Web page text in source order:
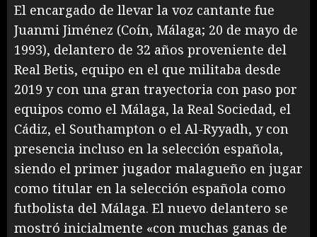
El encargado de llevar la voz cantante fue
Juanmi Jiménez (Coín, Málaga; 20 de mayo de
1993), delantero de 32 años proveniente del
Real Betis, equipo en el que militaba desde
2019 y con una gran trayectoria con paso por
equipos como el Málaga, la Real Sociedad, el
Cádiz, el Southampton o el Al-Ryyadh, y con
presencia incluso en la selección española,
siendo el primer jugador malagueño en jugar
como titular en la selección española como
futbolista del Málaga. El nuevo delantero se
mostró inicialmente «con muchas ganas de